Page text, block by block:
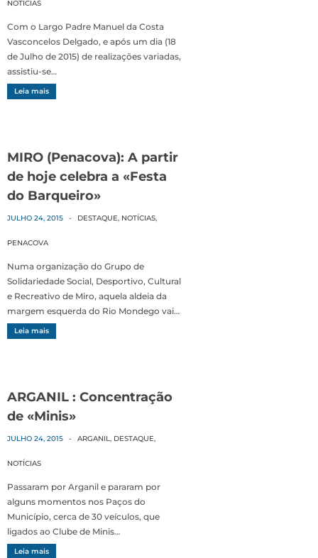
NOTÍCIAS
Com o Largo Padre Manuel da Costa
Vasconcelos Delgado, e após um dia (18
de Julho de 2015) de realizações variadas,
assistiu-se…
Leia mais
MIRO (Penacova): A partir
de hoje celebra a «Festa
do Barqueiro»
JULHO 24, 2015 - DESTAQUE, NOTÍCIAS,
PENACOVA
Numa organização do Grupo de
Solidariedade Social, Desportivo, Cultural
e Recreativo de Miro, aquela aldeia da
margem esquerda do Rio Mondego vai…
Leia mais
ARGANIL : Concentração
de «Minis»
JULHO 24, 2015 - ARGANIL, DESTAQUE,
NOTÍCIAS
Passaram por Arganil e pararam por
alguns momentos nos Paços do
Município, cerca de 30 veículos, que
ligados ao Clube de Minis…
Leia mais